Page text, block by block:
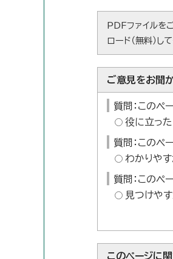
PDFファイルを
ロード（無料）し
ご意見をお聞
質問：このペ
役に立った
質問：このペ
わかりやす
質問：このペ
見つけや
このページに